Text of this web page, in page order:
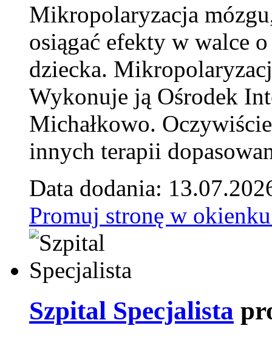
Mikropolaryzacja
osiągać efekty w walce
dziecka.
Wykonuje ją Ośrodek
Michałkowo.
innych terapii
Data dodania:
Promuj stronę w
Szpital Specjalista